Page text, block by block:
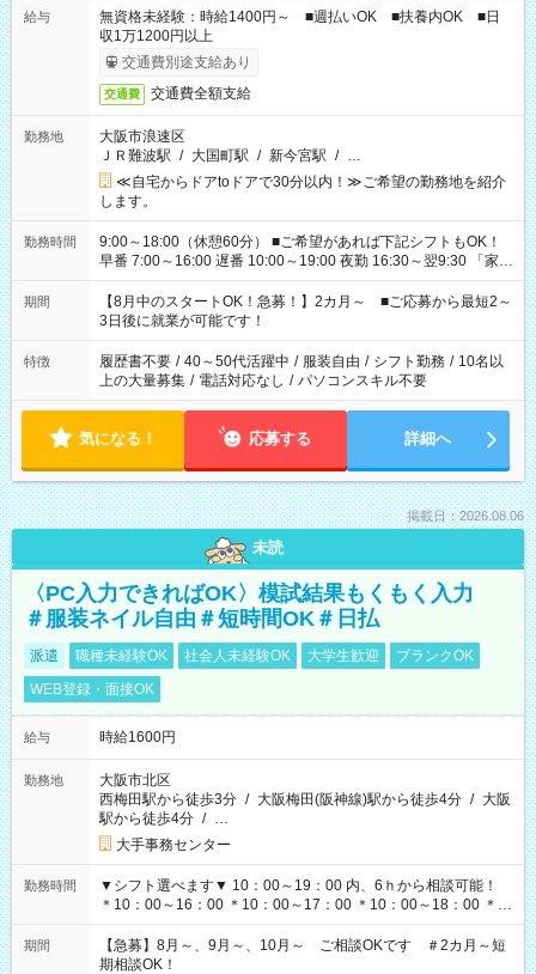
給与
無資格未経験：時給1400円～ ■週払いOK ■扶養内OK ■日
収1万1200円以上
交通費別途支給あり
交通費 交通費全額支給
勤務地
大阪市浪速区
ＪＲ難波駅 / 大国町駅 / 新今宮駅 / …
≪自宅からドアtoドアで30分以内！≫ご希望の勤務地を紹介
します。
勤務時間
9:00～18:00（休憩60分） ■ご希望があれば下記シフトもOK！
早番 7:00～16:00 遅番 10:00～19:00 夜勤 16:30～翌9:30 「家族
と休みを合わせたい」 「余裕を持って夕飯の準備がしたい」
「できれば残業はしたくない」 など、ご希望を教えてください
ね。 ※Wワーク希望の方へ 今ご覧のお仕事で希望する勤務時間
と、もう1つのお仕事の勤務時間。 合計で週40時間を超える場
合は応募できません。
期間
【8月中のスタートOK！急募！】2カ月～ ■ご応募から最短2～
3日後に就業が可能です！
特徴 履歴書不要 / 40～50代活躍中 / 服装自由 / シフト勤務 / 10名以
上の大量募集 / 電話対応なし / パソコンスキル不要
気になる！ 応募する 詳細へ
掲載日：2026.08.06
未読
〈PC入力できればOK〉模試結果もくもく入力
＃服装ネイル自由＃短時間OK＃日払
派遣 職種未経験OK 社会人未経験OK 大学生歓迎
ブランクOK
WEB登録・面接OK
給与 時給1600円
勤務地
大阪市北区
西梅田駅から徒歩3分 / 大阪梅田(阪神線)駅から徒歩4分 / 大阪
駅から徒歩4分 / …
大手事務センター
勤務時間
▼シフト選べます▼ 10：00～19：00 内、6ｈから相談可能！
＊10：00～16：00 ＊10：00～17：00 ＊10：00～18：00 ＊
11：00～19：00 ＊12：00～19：00 ＊13：00～19：00
期間
【急募】8月～、9月～、10月～ ご相談OKです ＃2カ月～短
期相談OK！